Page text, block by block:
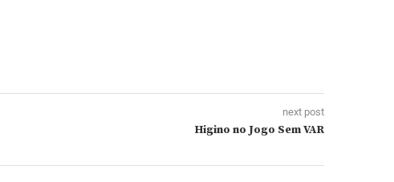
next post
Higino no Jogo Sem VAR